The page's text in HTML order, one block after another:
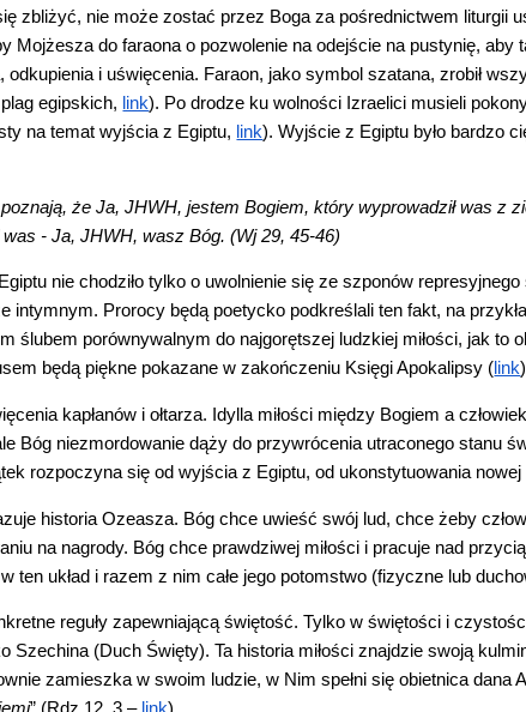
zbliżyć, nie może zostać przez Boga za pośrednictwem liturgii
Mojżesza do faraona o pozwolenie na odejście na pustynię, aby
i uświęcenia. Faraon, jako symbol szatana, zrobił
egipskich, link). Po drodze ku wolności Izraelici musieli
na temat wyjścia z Egiptu, link). Wyjście z Egiptu było bardzo
że Ja, JHWH, jestem Bogiem, który wyprowadził was z
- Ja, JHWH, wasz Bóg. (Wj 29, 45-46)
nie chodziło tylko o uwolnienie się ze szponów represyjnego
Prorocy będą poetycko podkreślali ten fakt, na
ślubem porównywalnym do najgorętszej ludzkiej miłości, jak to
będą piękne pokazane w zakończeniu Księgi Apokalipsy ( link
kapłanów i ołtarza. Idylla miłości między Bogiem a
Bóg niezmordowanie dąży do przywrócenia utraconego stanu
rozpoczyna się od wyjścia z Egiptu, od ukonstytuowania nowej
historia Ozeasza. Bóg chce uwieść swój lud, chce żeby
na nagrody. Bóg chce prawdziwej miłości i pracuje nad
ten układ i razem z nim całe jego potomstwo (fizyczne lub
reguły zapewniającą świętość. Tylko w świętości i
Szechina (Duch Święty). Ta historia miłości znajdzie swoją
zamieszka w swoim ludzie, w Nim spełni się obietnica dana